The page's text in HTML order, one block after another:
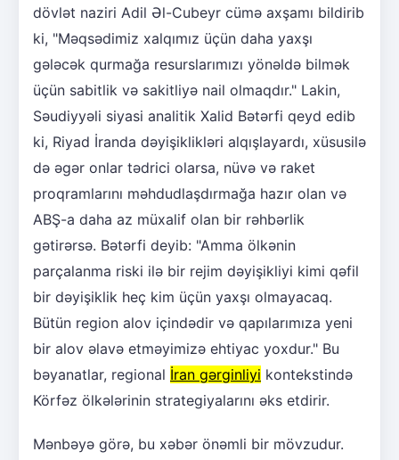
dövlət naziri Adil Əl-Cubeyr cümə axşamı bildirib
ki, "Məqsədimiz xalqımız üçün daha yaxşı
gələcək qurmağa resurslarımızı yönəldə bilmək
üçün sabitlik və sakitliyə nail olmaqdır." Lakin,
Səudiyyəli siyasi analitik Xalid Bətərfi qeyd edib
ki, Riyad İranda dəyişiklikləri alqışlayardı, xüsusilə
də əgər onlar tədrici olarsa, nüvə və raket
proqramlarını məhdudlaşdırmağa hazır olan və
ABŞ-a daha az müxalif olan bir rəhbərlik
gətirərsə. Bətərfi deyib: "Amma ölkənin
parçalanma riski ilə bir rejim dəyişikliyi kimi qəfil
bir dəyişiklik heç kim üçün yaxşı olmayacaq.
Bütün region alov içindədir və qapılarımıza yeni
bir alov əlavə etməyimizə ehtiyac yoxdur." Bu
bəyanatlar, regional İran gərginliyi kontekstində
Körfəz ölkələrinin strategiyalarını əks etdirir.
Mənbəyə görə, bu xəbər önəmli bir mövzudur.